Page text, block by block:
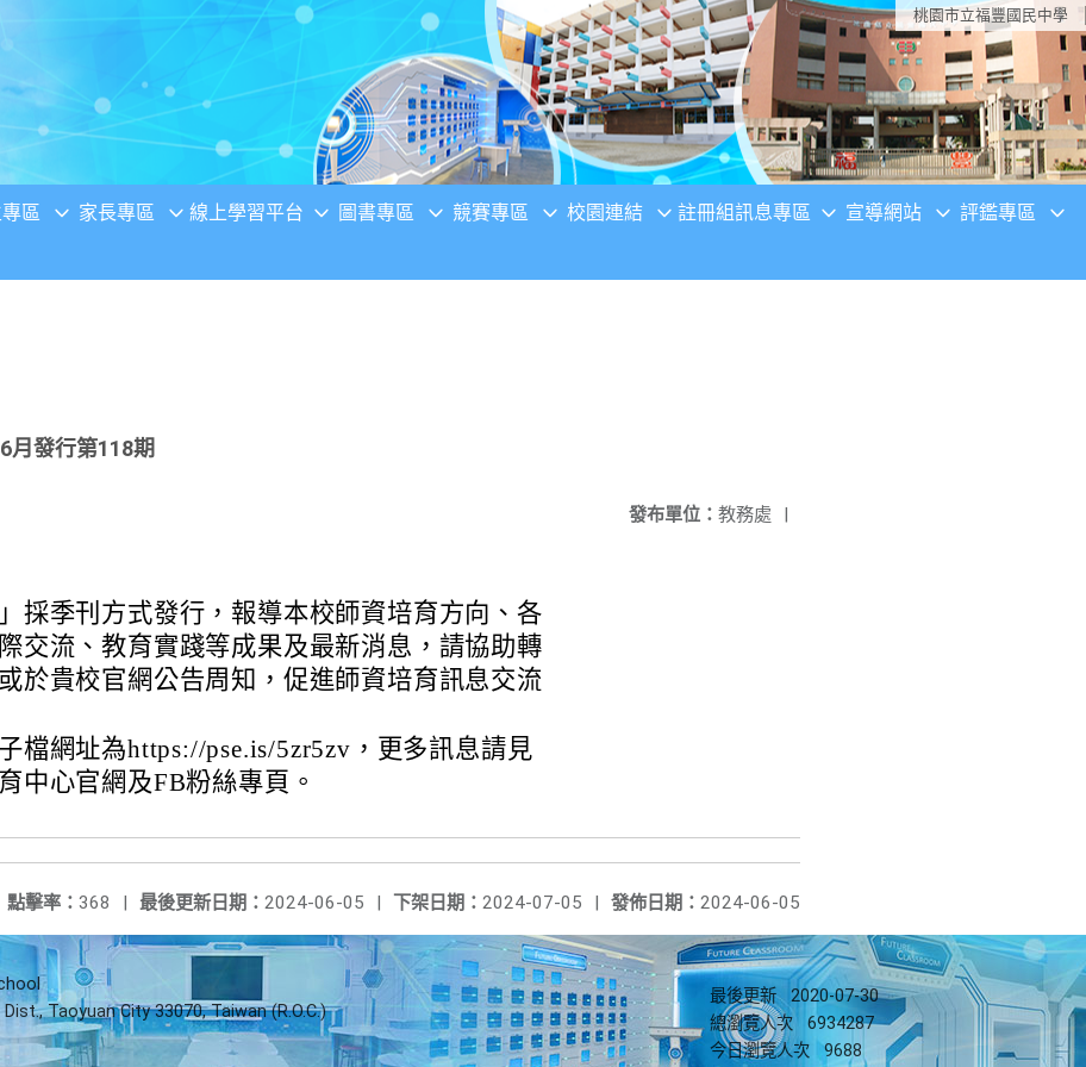
桃園市立福豐國民中學
區 家長專區 線上學習平台 圖書專區 競賽專區 校園連結 註冊組訊息專區 宣導網站 評鑑專區
月發行第118期
發布單位： 教務處 |
」採季刊方式發行，報導本校師資培育方向、各
交流、教育實踐等成果及最新消息，請協助轉
於貴校官網公告周知，促進師資培育訊息交流
檔網址為https://pse.is/5zr5zv，更多訊息請見
中心官網及FB粉絲專頁。
發佈日期： 2024-06-05
下架日期： 2024-07-05 |
最後更新日期： 2024-06-05 |
點擊率： 368 |
Taoyuan City 33070, Taiwan (R.O.C.)
最後更新
2020-07-30
總瀏覽人次
6934287
今日瀏覽人次
9688